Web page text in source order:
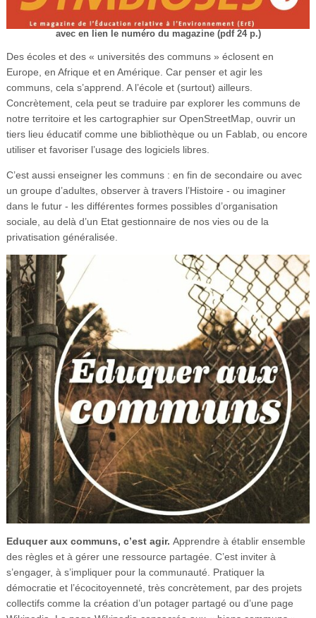
avec en lien le numéro du magazine (pdf 24 p.)
Des écoles et des « universités des communs » éclosent en
Europe, en Afrique et en Amérique. Car penser et agir les
communs, cela s’apprend. A l’école et (surtout) ailleurs.
Concrètement, cela peut se traduire par explorer les communs de
notre territoire et les cartographier sur OpenStreetMap, ouvrir un
tiers lieu éducatif comme une bibliothèque ou un Fablab, ou encore
utiliser et favoriser l’usage des logiciels libres.
C’est aussi enseigner les communs : en fin de secondaire ou avec
un groupe d’adultes, observer à travers l’Histoire - ou imaginer
dans le futur - les différentes formes possibles d’organisation
sociale, au delà d’un Etat gestionnaire de nos vies ou de la
privatisation généralisée.
Eduquer aux communs, c’est agir. Apprendre à établir ensemble
des règles et à gérer une ressource partagée. C’est inviter à
s’engager, à s’impliquer pour la communauté. Pratiquer la
démocratie et l’écocitoyenneté, très concrètement, par des projets
collectifs comme la création d’un potager partagé ou d’une page